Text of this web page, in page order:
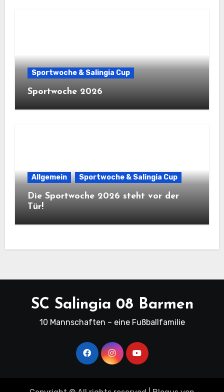
Sportwoche & Salingia Cup
Sportwoche 2026
Allgemein Sportwoche & Salingia Cup
Die Sportwoche 2026 steht vor der
Tür!
SC Salingia 08 Barmen
10 Mannschaften – eine Fußballfamilie